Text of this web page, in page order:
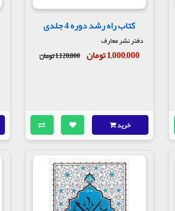
کتاب راه رشد دوره 4 جلدی
دفتر نشر معارف
1,000,000 تومان 1,120,000 تومان
خرید